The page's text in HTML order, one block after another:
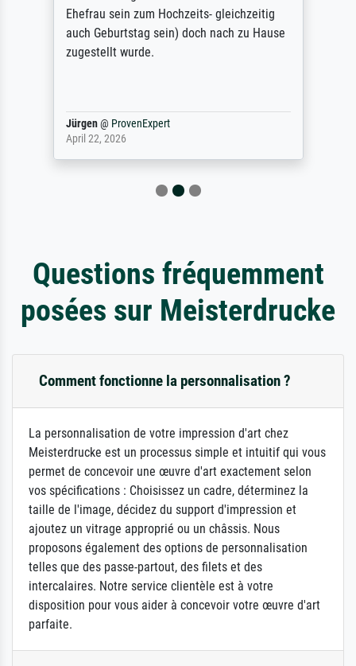
Ehefrau sein zum Hochzeits- gleichzeitig
auch Geburtstag sein) doch nach zu Hause
zugestellt wurde.
Jürgen@ ProvenExpert
April 22, 2026
Questions fréquemment
posées sur Meisterdrucke
Comment fonctionne la personnalisation ?
La personnalisation de votre impression d'art chez
Meisterdrucke est un processus simple et intuitif qui vous
permet de concevoir une œuvre d'art exactement selon
vos spécifications : Choisissez un cadre, déterminez la
taille de l'image, décidez du support d'impression et
ajoutez un vitrage approprié ou un châssis. Nous
proposons également des options de personnalisation
telles que des passe-partout, des filets et des
intercalaires. Notre service clientèle est à votre
disposition pour vous aider à concevoir votre œuvre d'art
parfaite.